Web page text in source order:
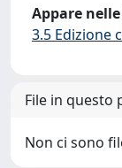
Appare
3.5 Edizione
File in questo
Non ci sono